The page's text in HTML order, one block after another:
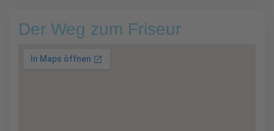
Der Weg zum Friseur